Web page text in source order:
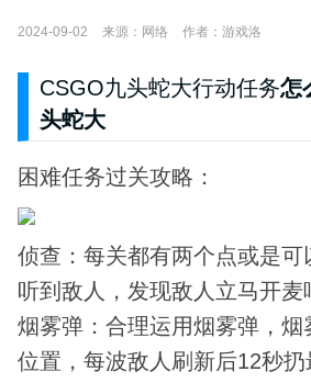
2024-09-02 来源：网络 作者：游戏洛
CSGO九头蛇大行动任务怎
头蛇大
困难任务过关攻略：
侦查：每关都有两个点或是可
听到敌人，发现敌人立马开麦
烟雾弹：合理运用烟雾弹，烟
位置，每波敌人刷新后12秒